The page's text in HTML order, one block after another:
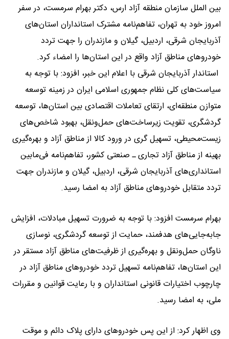
بین الملل سازمان منطقه آزاد ارس، دکتر بهرام سرمست، در سفر
امروز خود به تهران، تفاهم‌نامه مشترک استانداران استان‌های
آذربایجان شرقی، اردبیل، گیلان و مازندران را جهت تردد
خودروهای مناطق آزاد واقع در این استان‌ها را امضاء کرد.
استاندار آذربایجان شرقی با اعلام این خبر، افزود: با توجه به
سیاست‌های کلی نظام جمهوری اسلامی ایران در زمینه توسعه
متوازن منطقه‌ای، ارتقای تعاملات اقتصادی بین استان‌ها، توسعه
گردشگری، تقویت زیرساخت‌های حمل‌ونقل، بهبود شاخص‌های
زیست‌محیطی، تسهیل گری در ورود کالا از مناطق آزاد و بهره‌گیری
بهینه از مناطق آزاد تجاری ـ صنعتی کشور، تفاهم‌نامه فی‌مابین
استانداری‌های آذربایجان شرقی، اردبیل، گیلان و مازندران جهت
تردد متقابل خودروهای مناطق آزاد به امضا رسید.
بهرام سرمست افزود: با توجه به ضرورت تسهیل مبادلات، افزایش
جابه‌جایی‌های هدفمند، حمایت از توسعه گردشگری، نوسازی
ناوگان حمل‌ونقل و بهره‌گیری از ظرفیت‌های مناطق آزاد مستقر در
این استان‌ها، تفاهم‌نامه تسهیل تردد خودروهای مناطق آزاد در
چارچوب اختیارات قانونی استانداران و با رعایت قوانین و مقررات
ملی، به امضا رسید.
وی اظهار کرد: از این پس خودروهای دارای پلاک دائم و موقت